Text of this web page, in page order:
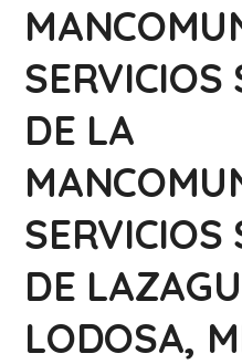
SERVICIOS
DE LA
SERVICIOS
DE
LODOSA,